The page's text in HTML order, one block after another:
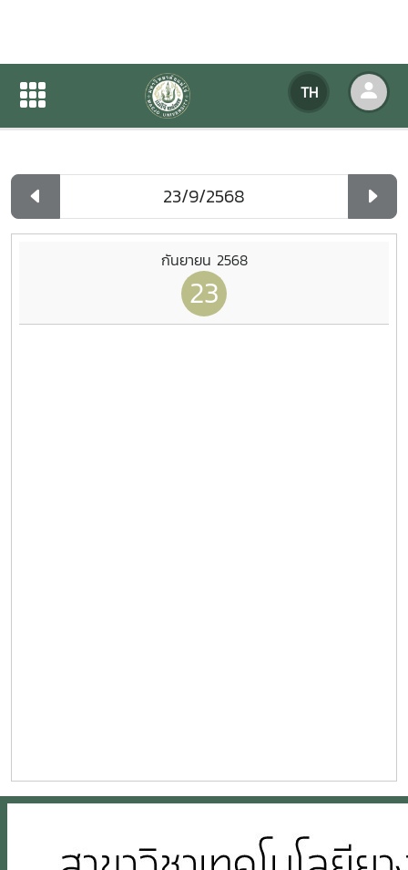
TH
ปฏิทินกิจกรรมของหน่วยงาน
ปฏิทินกิจกรรมของหน่วยงาน
กันยายน 2568
23